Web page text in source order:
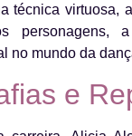
técnica virtuosa,
personagens,
no mundo da
e